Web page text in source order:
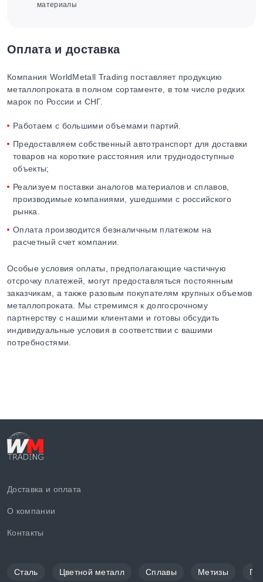
материалы
Оплата и доставка
Компания WorldMetall Trading поставляет продукцию
металлопроката в полном сортаменте, в том числе редких
марок по России и СНГ.
Работаем с большими объемами партий.
Предоставляем собственный автотранспорт для доставки
товаров на короткие расстояния или труднодоступные
объекты;
Реализуем поставки аналогов материалов и сплавов,
производимые компаниями, ушедшими с российского
рынка.
Оплата производится безналичным платежом на
расчетный счет компании.
Особые условия оплаты, предполагающие частичную
отсрочку платежей, могут предоставляться постоянным
заказчикам, а также разовым покупателям крупных объемов
металлопроката. Мы стремимся к долгосрочному
партнерству с нашими клиентами и готовы обсудить
индивидуальные условия в соответствии с вашими
потребностями.
Доставка и оплата
О компании
Контакты
Сталь Цветной металл Сплавы Метизы